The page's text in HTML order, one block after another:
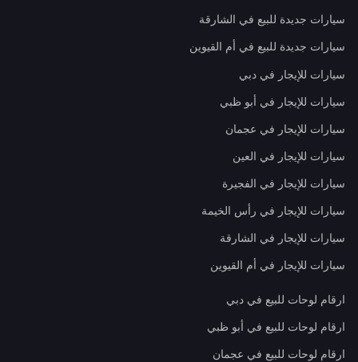
سيارات جديدة للبيع في الشارقة
سيارات جديدة للبيع في أم القيوين
سيارات للإيجار في دبي
سيارات للإيجار في أبو ظبي
سيارات للإيجار في عجمان
سيارات للإيجار في العين
سيارات للإيجار في الفجيرة
سيارات للإيجار في رأس الخيمة
سيارات للإيجار في الشارقة
سيارات للإيجار في أم القيوين
ارقام لوحات للبيع في دبي
ارقام لوحات للبيع في أبو ظبي
ارقام لوحات للبيع في عجمان